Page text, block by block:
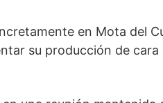
en Mota del
su producción de